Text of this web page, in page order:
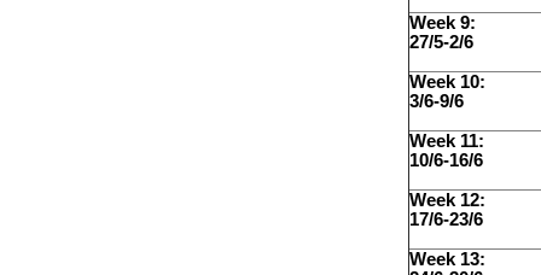
Week 9:
27/5-2/6
Week 10:
3/6-9/6
Week 11:
10/6-16/6
Week 12:
17/6-23/6
Week 13: